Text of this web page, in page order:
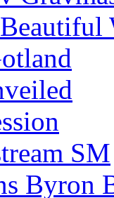
SM
Byron